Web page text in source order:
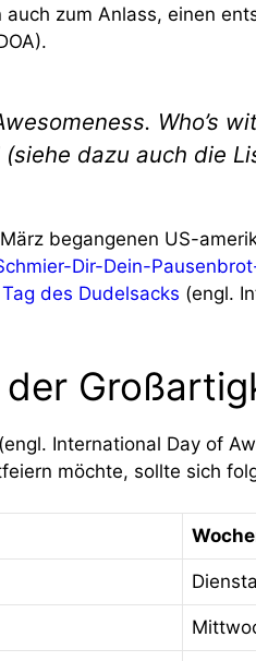
zum Anlass, einen
Who’s
dazu auch die
begangenen US-
Dir-Dein-
des Dudelsacks (engl.
International Day of
möchte, sollte sich